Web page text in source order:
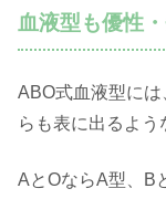
血液型も優性
ABO式血液型に
らも表に出るよう
AとOならA型、B